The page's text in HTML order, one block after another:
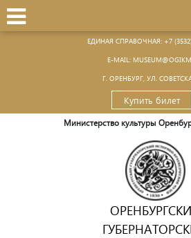
ЕДИНАЯ СПРАВОЧНАЯ: +7
Е-MAIL:
Г. ОРЕНБУРГ, УЛ.
Купить билет
Министерство культуры